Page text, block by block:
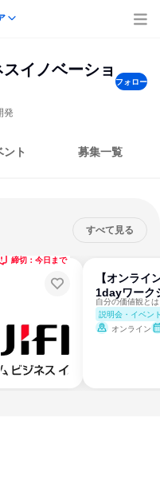
イノベーショ
フォロー
発
ト 募集一覧
すべて見る
締切：今日まで
【オンライ
1dayワーク
説明会・イベン
オンライン